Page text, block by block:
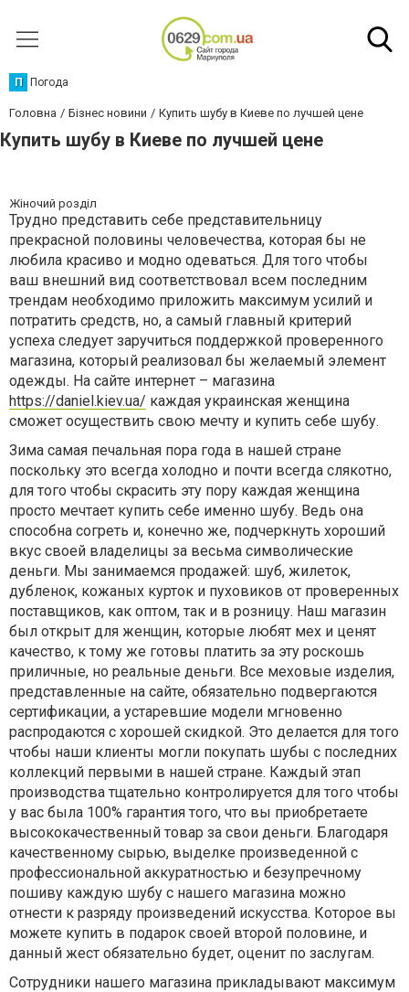
П Погода
Головна Бізнес новини Купить шубу в Киеве по лучшей цене
Купить шубу в Киеве по лучшей цене
Жіночий розділ
Трудно представить себе представительницу
прекрасной половины человечества, которая бы не
любила красиво и модно одеваться. Для того чтобы
ваш внешний вид соответствовал всем последним
трендам необходимо приложить максимум усилий и
потратить средств, но, а самый главный критерий
успеха следует заручиться поддержкой проверенного
магазина, который реализовал бы желаемый элемент
одежды. На сайте интернет – магазина
https://daniel.kiev.ua/ каждая украинская женщина
сможет осуществить свою мечту и купить себе шубу.
Зима самая печальная пора года в нашей стране
поскольку это всегда холодно и почти всегда слякотно,
для того чтобы скрасить эту пору каждая женщина
просто мечтает купить себе именно шубу. Ведь она
способна согреть и, конечно же, подчеркнуть хороший
вкус своей владелицы за весьма символические
деньги. Мы занимаемся продажей: шуб, жилеток,
дубленок, кожаных курток и пуховиков от проверенных
поставщиков, как оптом, так и в розницу. Наш магазин
был открыт для женщин, которые любят мех и ценят
качество, к тому же готовы платить за эту роскошь
приличные, но реальные деньги. Все меховые изделия,
представленные на сайте, обязательно подвергаются
сертификации, а устаревшие модели мгновенно
распродаются с хорошей скидкой. Это делается для того
чтобы наши клиенты могли покупать шубы с последних
коллекций первыми в нашей стране. Каждый этап
производства тщательно контролируется для того чтобы
у вас была 100% гарантия того, что вы приобретаете
высококачественный товар за свои деньги. Благодаря
качественному сырью, выделке произведенной с
профессиональной аккуратностью и безупречному
пошиву каждую шубу с нашего магазина можно
отнести к разряду произведений искусства. Которое вы
можете купить в подарок своей второй половине, и
данный жест обязательно будет, оценит по заслугам.
Сотрудники нашего магазина прикладывают максимум